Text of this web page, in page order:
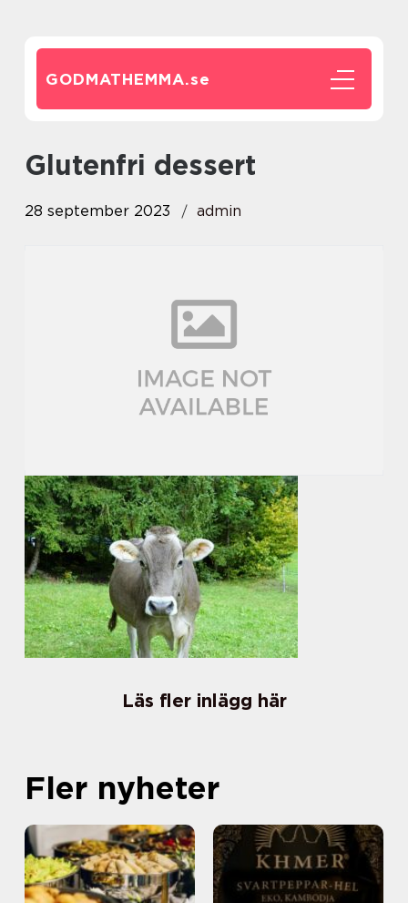
GODMATHEMMA.se
glutenfri dessert
28 september 2023 admin
Läs fler inlägg här
Fler nyheter